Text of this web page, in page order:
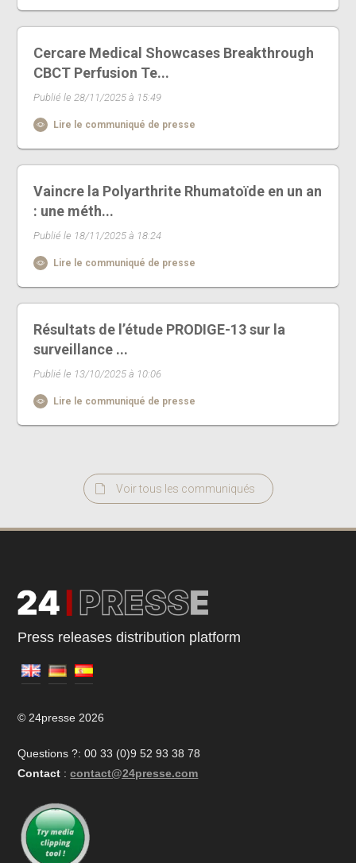
Cercare Medical Showcases Breakthrough
CBCT Perfusion Te...
Publié le 28/11/2025 à 15:49
Lire le communiqué de presse
Vaincre la Polyarthrite Rhumatoïde en un an
: une méth...
Publié le 18/11/2025 à 18:24
Lire le communiqué de presse
Résultats de l’étude PRODIGE-13 sur la
surveillance ...
Publié le 13/10/2025 à 10:06
Lire le communiqué de presse
Voir tous les communiqués
Press releases distribution platform
© 24presse 2026
Questions ?: 00 33 (0)9 52 93 38 78
Contact : contact@24presse.com